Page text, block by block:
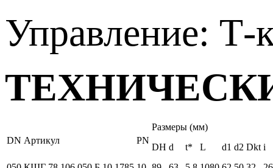
Управление:
DN Артикул PN
Размеры (мм)
DH d t* L d1 d2 Dkt i